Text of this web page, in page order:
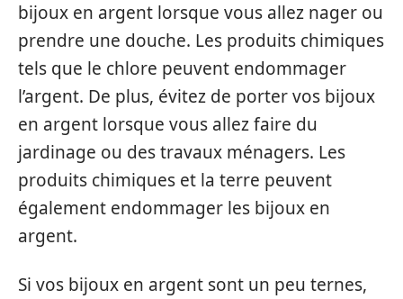
bijoux en argent lorsque vous allez nager ou
prendre une douche. Les produits chimiques
tels que le chlore peuvent endommager
l’argent. De plus, évitez de porter vos bijoux
en argent lorsque vous allez faire du
jardinage ou des travaux ménagers. Les
produits chimiques et la terre peuvent
également endommager les bijoux en
argent.
Si vos bijoux en argent sont un peu ternes,